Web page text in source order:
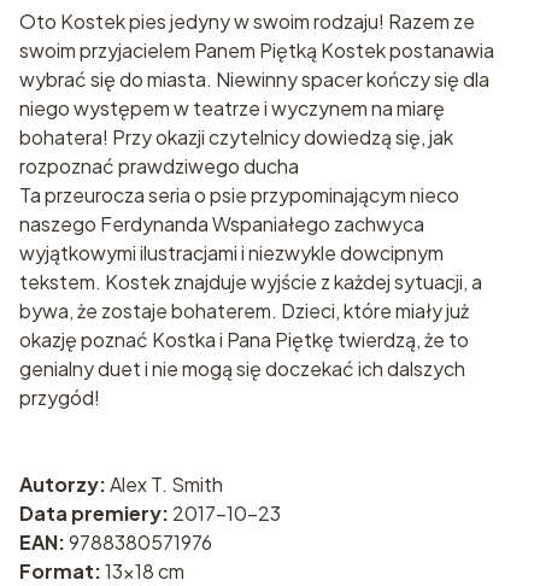
Oto Kostek pies jedyny w swoim rodzaju! Razem ze
swoim przyjacielem Panem Piętką Kostek postanawia
wybrać się do miasta. Niewinny spacer kończy się dla
niego występem w teatrze i wyczynem na miarę
bohatera! Przy okazji czytelnicy dowiedzą się, jak
rozpoznać prawdziwego ducha
Ta przeurocza seria o psie przypominającym nieco
naszego Ferdynanda Wspaniałego zachwyca
wyjątkowymi ilustracjami i niezwykle dowcipnym
tekstem. Kostek znajduje wyjście z każdej sytuacji, a
bywa, że zostaje bohaterem. Dzieci, które miały już
okazję poznać Kostka i Pana Piętkę twierdzą, że to
genialny duet i nie mogą się doczekać ich dalszych
przygód!
Autorzy:Alex T. Smith
Data premiery: 2017-10-23
EAN:9788380571976
Format:13x18 cm